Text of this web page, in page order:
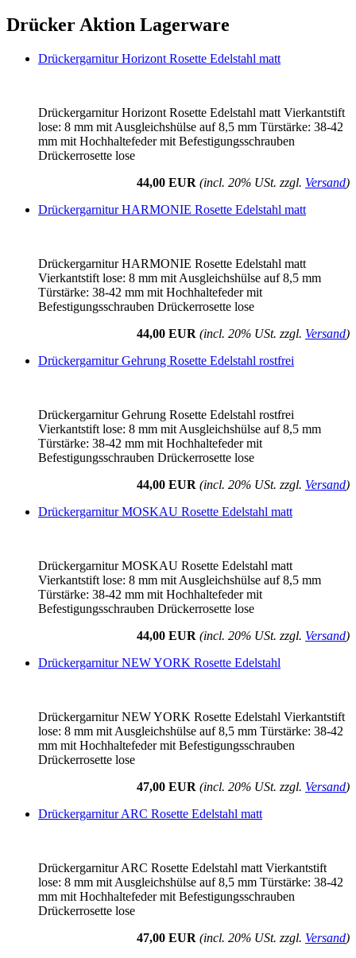
Drücker Aktion Lagerware
Drückergarnitur Horizont Rosette Edelstahl matt
Drückergarnitur Horizont Rosette Edelstahl matt Vierkantstift
lose: 8 mm mit Ausgleichshülse auf 8,5 mm Türstärke: 38-42
mm mit Hochhaltefeder mit Befestigungsschrauben
Drückerrosette lose
44,00 EUR (incl. 20% USt. zzgl. Versand)
Drückergarnitur HARMONIE Rosette Edelstahl matt
Drückergarnitur HARMONIE Rosette Edelstahl matt
Vierkantstift lose: 8 mm mit Ausgleichshülse auf 8,5 mm
Türstärke: 38-42 mm mit Hochhaltefeder mit
Befestigungsschrauben Drückerrosette lose
44,00 EUR (incl. 20% USt. zzgl. Versand)
Drückergarnitur Gehrung Rosette Edelstahl rostfrei
Drückergarnitur Gehrung Rosette Edelstahl rostfrei
Vierkantstift lose: 8 mm mit Ausgleichshülse auf 8,5 mm
Türstärke: 38-42 mm mit Hochhaltefeder mit
Befestigungsschrauben Drückerrosette lose
44,00 EUR (incl. 20% USt. zzgl. Versand)
Drückergarnitur MOSKAU Rosette Edelstahl matt
Drückergarnitur MOSKAU Rosette Edelstahl matt
Vierkantstift lose: 8 mm mit Ausgleichshülse auf 8,5 mm
Türstärke: 38-42 mm mit Hochhaltefeder mit
Befestigungsschrauben Drückerrosette lose
44,00 EUR (incl. 20% USt. zzgl. Versand)
Drückergarnitur NEW YORK Rosette Edelstahl
Drückergarnitur NEW YORK Rosette Edelstahl Vierkantstift
lose: 8 mm mit Ausgleichshülse auf 8,5 mm Türstärke: 38-42
mm mit Hochhaltefeder mit Befestigungsschrauben
Drückerrosette lose
47,00 EUR (incl. 20% USt. zzgl. Versand)
Drückergarnitur ARC Rosette Edelstahl matt
Drückergarnitur ARC Rosette Edelstahl matt Vierkantstift
lose: 8 mm mit Ausgleichshülse auf 8,5 mm Türstärke: 38-42
mm mit Hochhaltefeder mit Befestigungsschrauben
Drückerrosette lose
47,00 EUR (incl. 20% USt. zzgl. Versand)